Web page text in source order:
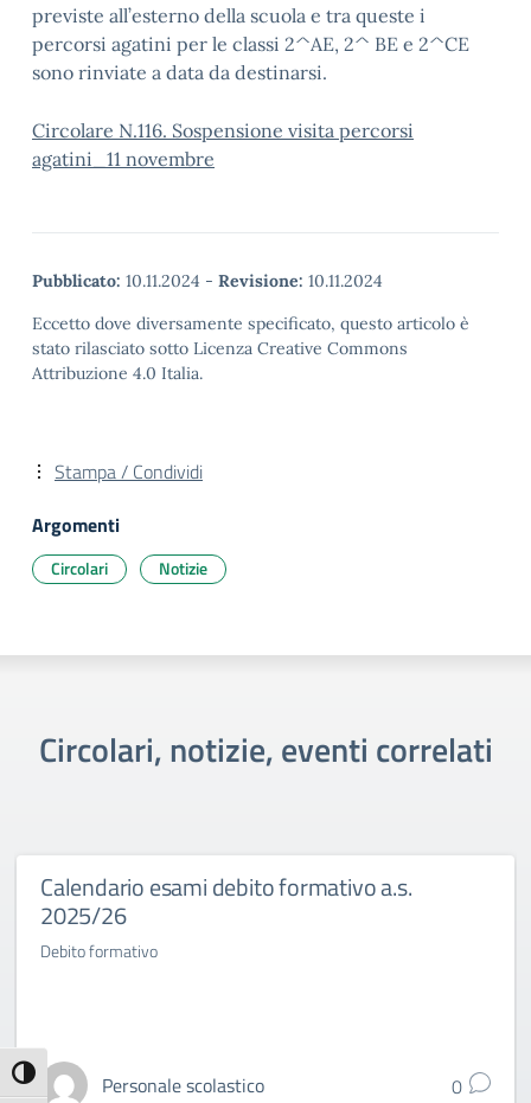
Attiva/disattiva alto contrasto
previste all’esterno della scuola e tra queste i
percorsi agatini per le classi 2^AE, 2^ BE e 2^CE
sono rinviate a data da destinarsi.
Circolare N.116. Sospensione visita percorsi
agatini_11 novembre
Pubblicato: 10.11.2024 - Revisione: 10.11.2024
Eccetto dove diversamente specificato, questo articolo è
stato rilasciato sotto Licenza Creative Commons
Attribuzione 4.0 Italia.
Stampa / Condividi
Argomenti
Circolari Notizie
Circolari, notizie, eventi correlati
Calendario esami debito formativo a.s.
2025/26
Debito formativo
Personale scolastico 0